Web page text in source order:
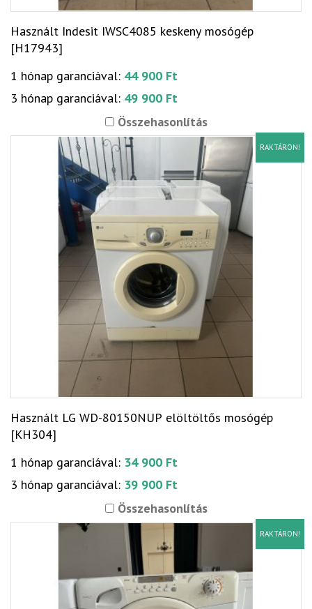
Használt Indesit IWSC4085 keskeny mosógép
[H17943]
1 hónap garanciával: 44 900 Ft
3 hónap garanciával: 49 900 Ft
Összehasonlítás
RAKTÁRON!
Használt LG WD-80150NUP elöltöltős mosógép
[KH304]
1 hónap garanciával: 34 900 Ft
3 hónap garanciával: 39 900 Ft
Összehasonlítás
RAKTÁRON!